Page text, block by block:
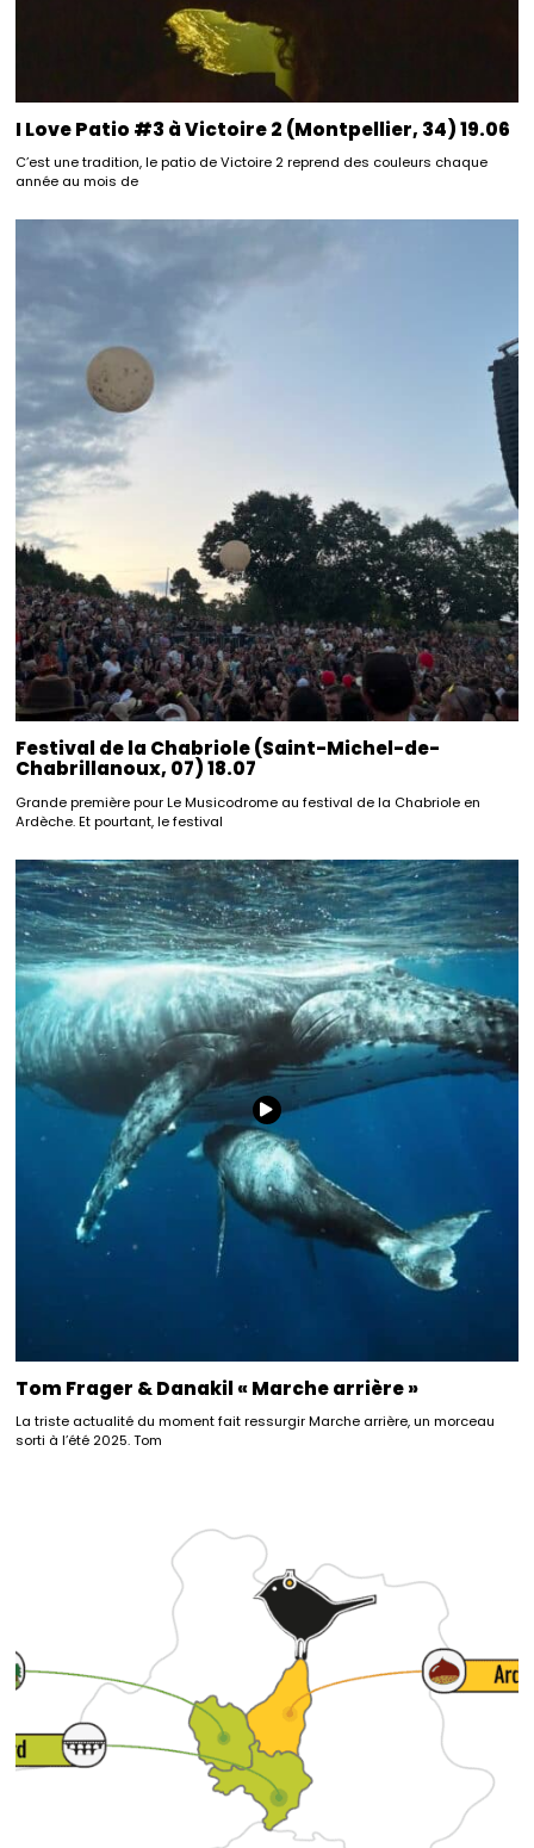
I Love Patio #3 à Victoire 2 (Montpellier, 34) 19.06
C’est une tradition, le patio de Victoire 2 reprend des couleurs chaque
année au mois de
Festival de la Chabriole (Saint-Michel-de-
Chabrillanoux, 07) 18.07
Grande première pour Le Musicodrome au festival de la Chabriole en
Ardèche. Et pourtant, le festival
Tom Frager & Danakil « Marche arrière »
La triste actualité du moment fait ressurgir Marche arrière, un morceau
sorti à l’été 2025. Tom